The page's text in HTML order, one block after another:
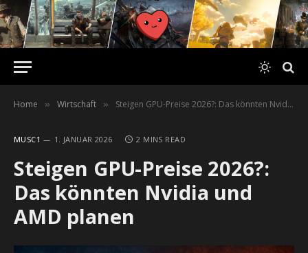
Home » Wirtschaft » Steigen GPU-Preise 2026?: Das könnten Nvidia und AMD planen
MUSC1 1. JANUAR 2026 2 MINS READ
Steigen GPU-Preise 2026?:
Das könnten Nvidia und
AMD planen